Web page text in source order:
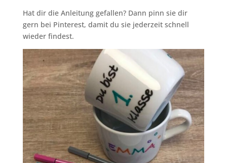
Hat dir die Anleitung gefallen? Dann pinn sie dir
gern bei Pinterest, damit du sie jederzeit schnell
wieder findest.